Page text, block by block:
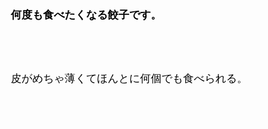
何度も食べたくなる餃子です。
皮がめちゃ薄くてほんとに何個でも食べられる。